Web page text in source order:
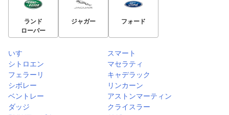
ランド
ローバー
ジャガー フォード
いすゞ
スマート
シトロエン
マセラティ
フェラーリ
キャデラック
シボレー
リンカーン
ベントレー
アストンマーティン
ダッジ
クライスラー